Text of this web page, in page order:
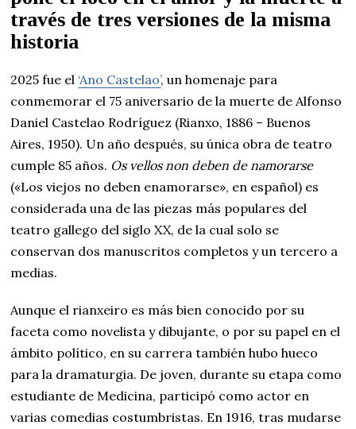
través de tres versiones de la misma
historia
2025 fue el ‘Ano Castelao’, un homenaje para
conmemorar el 75 aniversario de la muerte de Alfonso
Daniel Castelao Rodríguez (Rianxo, 1886 – Buenos
Aires, 1950). Un año después, su única obra de teatro
cumple 85 años. Os vellos non deben de namorarse
(«Los viejos no deben enamorarse», en español) es
considerada una de las piezas más populares del
teatro gallego del siglo XX, de la cual solo se
conservan dos manuscritos completos y un tercero a
medias.
Aunque el rianxeiro es más bien conocido por su
faceta como novelista y dibujante, o por su papel en el
ámbito político, en su carrera también hubo hueco
para la dramaturgia. De joven, durante su etapa como
estudiante de Medicina, participó como actor en
varias comedias costumbristas. En 1916, tras mudarse